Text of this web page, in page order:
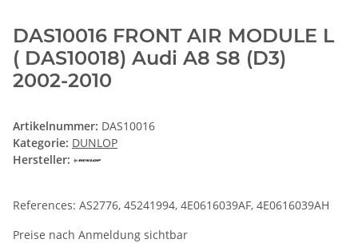
DAS10016 FRONT AIR MODULE L
( DAS10018) Audi A8 S8 (D3)
2002-2010
Artikelnummer: DAS10016
Kategorie: DUNLOP
Hersteller:
References: AS2776, 45241994, 4E0616039AF, 4E0616039AH
Preise nach Anmeldung sichtbar